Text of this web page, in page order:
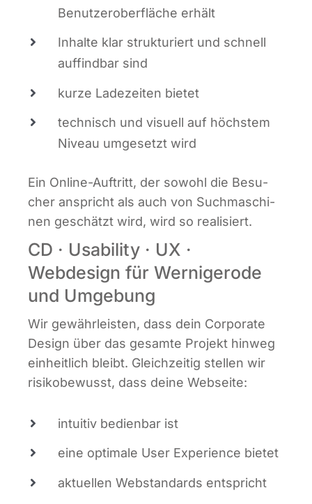
Benut­zer­ober­flä­che erhält
Inhal­te klar struk­tu­riert und schnell
auf­find­bar sind
kur­ze Lade­zei­ten bietet
tech­nisch und visu­ell auf höchs­tem
Niveau umge­setzt wird
Ein Online-Auf­tritt, der sowohl die Besu­
cher anspricht als auch von Such­ma­schi­
nen geschätzt wird, wird so realisiert.
CD · Usability · UX ·
Webdesign für Wernigerode
und Umgebung
Wir gewähr­leis­ten, dass dein Cor­po­ra­te
Design über das gesam­te Pro­jekt hin­weg
ein­heit­lich bleibt. Gleich­zei­tig stel­len wir
risi­ko­be­wusst, dass dei­ne Webseite:
intui­tiv bedien­bar ist
eine opti­ma­le User Expe­ri­ence bietet
aktu­el­len Web­stan­dards entspricht